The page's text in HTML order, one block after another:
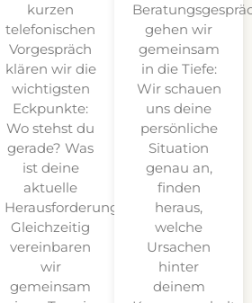
kurzen
telefonischen
Vorgespräch
klären wir die
wichtigsten
Eckpunkte:
Wo stehst du
gerade? Was
ist deine
aktuelle
Herausforderung?
Gleichzeitig
vereinbaren
wir
gemeinsam
gehen wir
gemeinsam
in die Tiefe:
Wir schauen
uns deine
persönliche
Situation
genau an,
finden
heraus,
welche
Ursachen
hinter
deinem